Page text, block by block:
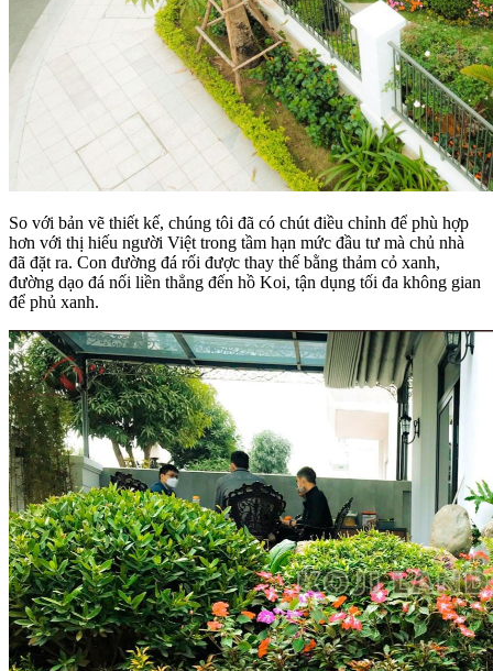
So với bản vẽ thiết kế, chúng tôi đã có chút điều chỉnh để phù hợp
hơn với thị hiếu người Việt trong tầm hạn mức đầu tư mà chủ nhà
đã đặt ra. Con đường đá rối được thay thế bằng thảm cỏ xanh,
đường dạo đá nối liền thẳng đến hồ Koi, tận dụng tối đa không gian
để phủ xanh.